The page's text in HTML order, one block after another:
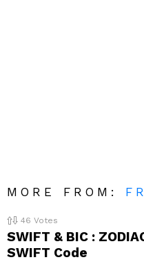
MORE FROM:
46 Votes
SWIFT & BIC :
SWIFT Code